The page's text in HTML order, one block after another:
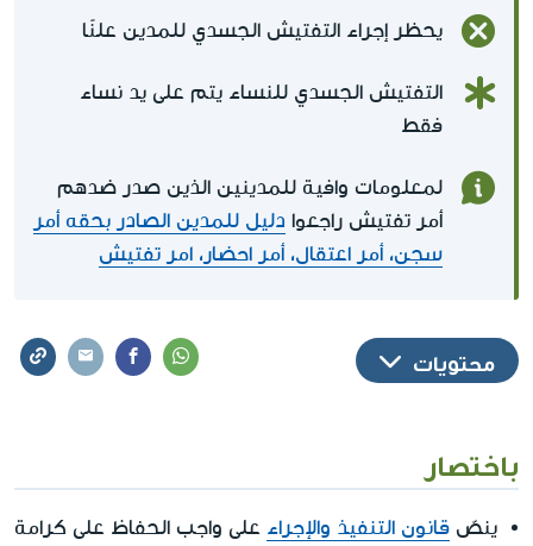
يحظر إجراء التفتيش الجسدي للمدين علنًا
التفتيش الجسدي للنساء يتم على يد نساء
فقط
لمعلومات وافية للمدينين الذين صدر ضدهم
أمر تفتيش راجعوا دليل للمدين الصادر بحقه أمر
سجن، أمر اعتقال، أمر احضار، امر تفتيش
محتويات
باختصار
ينصّ قانون التنفيذ والإجراء على واجب الحفاظ على كرامة